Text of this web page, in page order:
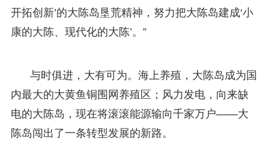
开拓创新’的大陈岛垦荒精神，努力把大陈岛建成‘小
康的大陈、现代化的大陈’。”
与时俱进，大有可为。海上养殖，大陈岛成为国
内最大的大黄鱼铜围网养殖区；风力发电，向来缺
电的大陈岛，现在将滚滚能源输向千家万户——大
陈岛闯出了一条转型发展的新路。